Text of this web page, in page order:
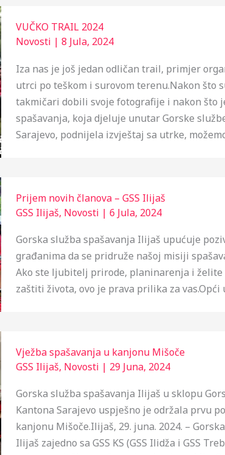
VUČKO TRAIL 2024
Novosti | 8 Jula, 2024
Iza nas je još jedan odličan trail, primjer
utrci po teškom i surovom terenu.Nakon što
takmičari dobili svoje fotografije i nakon što
spašavanja, koja djeluje unutar Gorske
Sarajevo, podnijela izvještaj sa utrke,
Prijem novih članova – GSS Ilijaš
GSS Ilijaš, Novosti | 6 Jula, 2024
Gorska služba spašavanja Ilijaš upućuje
građanima da se pridruže našoj misiji
Ako ste ljubitelj prirode, planinarenja i
zaštiti života, ovo je prava prilika za vas.Opći
Vježba spašavanja u kanjonu Mišoče
GSS Ilijaš, Novosti | 29 Juna, 2024
Gorska služba spašavanja Ilijaš u sklopu
Kantona Sarajevo uspješno je održala prvu
kanjonu Mišoče.Ilijaš, 29. juna. 2024. –
Ilijaš zajedno sa GSS KS (GSS Ilidža i GSS